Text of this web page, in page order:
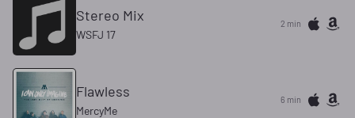
Stereo Mix
WSFJ 17
2 min
Flawless
MercyMe
6 min